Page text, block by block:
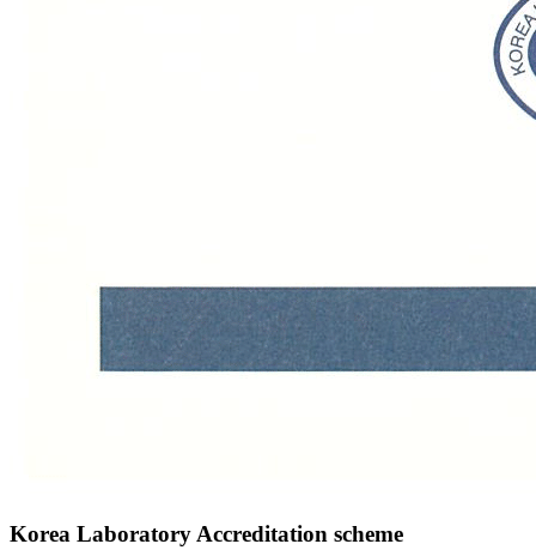
Korea Laboratory Accreditation scheme